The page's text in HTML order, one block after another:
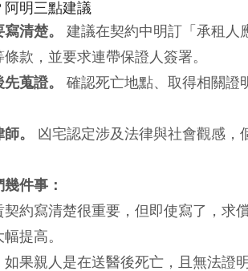
阿明三點建議
清楚。
建議在契約中明訂「承租人
款，並要求連帶保證人簽署。
蒐證。
確認死亡地點、取得相關證
。
凶宅認定涉及法律與社會觀感，
件事：
約寫清楚很重要，但即使寫了，求
提高。
果親人是在送醫後死亡，且無法證